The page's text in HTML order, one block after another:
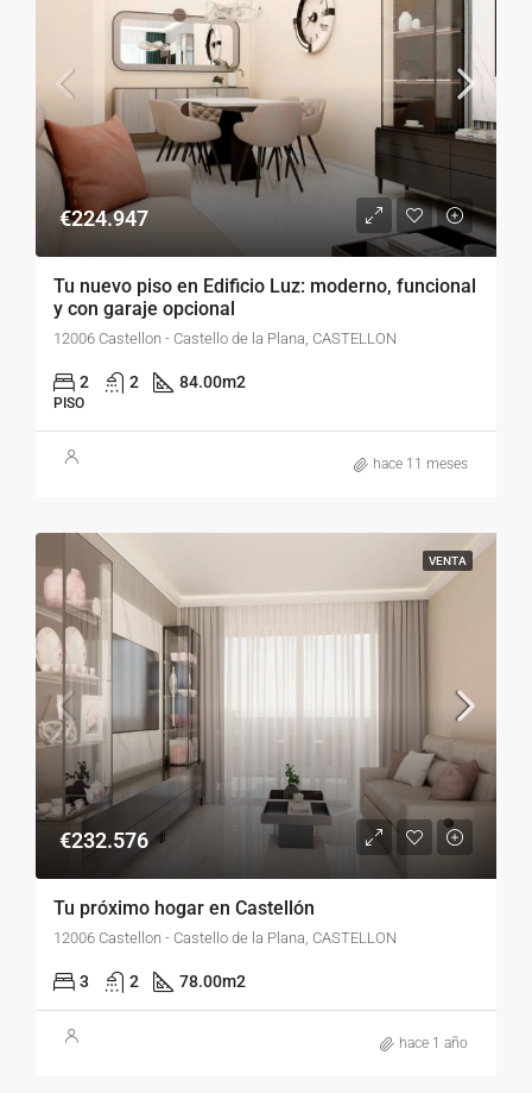
€224.947
Tu nuevo piso en Edificio Luz: moderno, funcional
y con garaje opcional
12006 Castellon - Castello de la Plana, CASTELLON
2 2 84.00m2
PISO
hace 11 meses
VENTA
€232.576
Tu próximo hogar en Castellón
12006 Castellon - Castello de la Plana, CASTELLON
3 2 78.00m2
hace 1 año